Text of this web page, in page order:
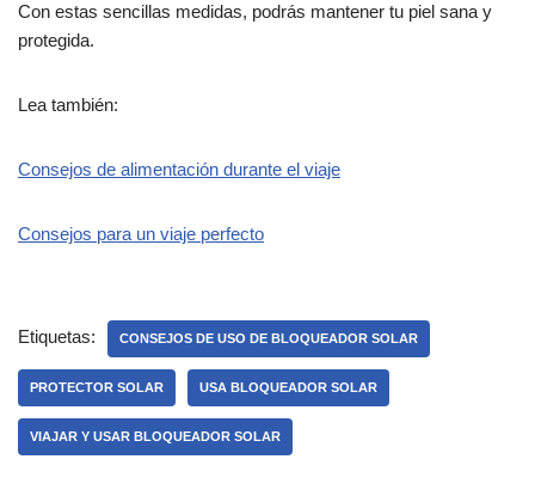
Con estas sencillas medidas, podrás mantener tu piel sana y
protegida.
Lea también:
Consejos de alimentación durante el viaje
Consejos para un viaje perfecto
Etiquetas: CONSEJOS DE USO DE BLOQUEADOR SOLAR
PROTECTOR SOLAR USA BLOQUEADOR SOLAR
VIAJAR Y USAR BLOQUEADOR SOLAR